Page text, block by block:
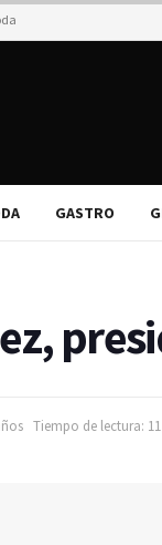
GASTRO
Tiempo de lectura: